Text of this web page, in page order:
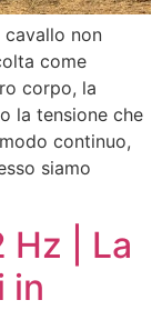
cavallo non
come
corpo, la
la tensione che
continuo,
siamo
Hz | La
in